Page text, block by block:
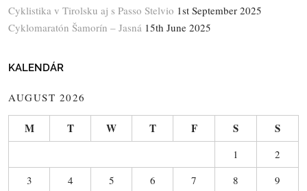
Cyklistika v Tirolsku aj s Passo Stelvio 1st September 2025
Cyklomaratón Šamorín – Jasná 15th June 2025
KALENDÁR
AUGUST 2026
M T W T F S S
1
2
3
4 5 6 7 8
9